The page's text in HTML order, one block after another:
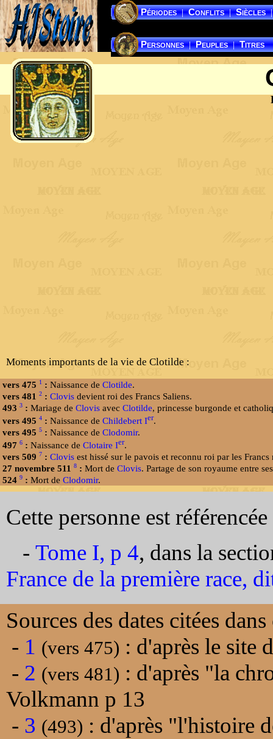
Périodes | Conflits | Siècles |
Personnes | Peuples | Titres
Moments importants de la vie de Clotilde :
vers 475 1 : Naissance de Clotilde.
vers 481
2 : Clovis devient roi des Francs Saliens.
493 3 : Mariage de Clovis avec Clotilde, princesse burgonde et
vers 495 4 : Naissance de Childebert Ier.
vers 495 5 : Naissance de Clodomir.
497 6 : Naissance de Clotaire Ier.
vers 509 7 : Clovis est hissé sur le pavois et reconnu roi par les Francs
27 novembre 511
8 : Mort de Clovis. Partage de son royaume entre
524 9 : Mort de Clodomir.
Cette personne est
- Tome I, p 4, dans la
France de la première race,
Sources des dates citées
- 1 (vers 475) : d'après le
- 2 (vers 481) : d'après "la
Volkmann p 13
- 3 (493) : d'après "l'histoire